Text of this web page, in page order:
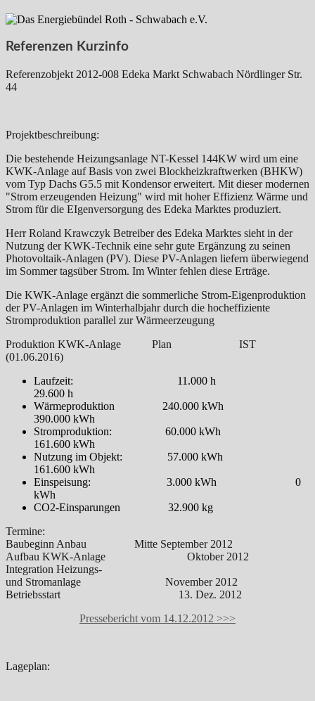
Referenzen Kurzinfo
Referenzobjekt 2012-008 Edeka Markt Schwabach Nördlinger Str.
44
Projektbeschreibung:
Die bestehende Heizungsanlage NT-Kessel 144KW wird um eine
KWK-Anlage auf Basis von zwei Blockheizkraftwerken (BHKW)
vom Typ Dachs G5.5 mit Kondensor erweitert. Mit dieser modernen
"Strom erzeugenden Heizung" wird mit hoher Effizienz Wärme und
Strom für die EIgenversorgung des Edeka Marktes produziert.
Herr Roland Krawczyk Betreiber des Edeka Marktes sieht in der
Nutzung der KWK-Technik eine sehr gute Ergänzung zu seinen
Photovoltaik-Anlagen (PV). Diese PV-Anlagen liefern überwiegend
im Sommer tagsüber Strom. Im Winter fehlen diese Erträge.
Die KWK-Anlage ergänzt die sommerliche Strom-Eigenproduktion
der PV-Anlagen im Winterhalbjahr durch die hocheffiziente
Stromproduktion parallel zur Wärmeerzeugung
Produktion KWK-Anlage Plan IST
(01.06.2016)
Laufzeit: 11.000 h
29.600 h
Wärmeproduktion 240.000 kWh
390.000 kWh
Stromproduktion: 60.000 kWh
161.600 kWh
Nutzung im Objekt: 57.000 kWh
161.600 kWh
Einspeisung: 3.000 kWh 0
kWh
CO2-Einsparungen 32.900 kg
Termine:
Baubeginn Anbau Mitte September 2012
Aufbau KWK-Anlage Oktober 2012
Integration Heizungs-
und Stromanlage November 2012
Betriebsstart 13. Dez. 2012
Pressebericht vom 14.12.2012 >>>
Lageplan: